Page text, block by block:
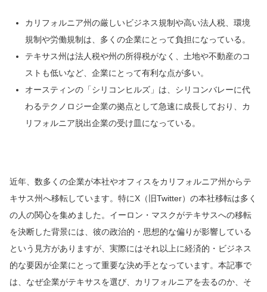
カリフォルニア州の厳しいビジネス規制や高い法人税、環境
規制や労働規制は、多くの企業にとって負担になっている。
テキサス州は法人税や州の所得税がなく、土地や不動産のコ
ストも低いなど、企業にとって有利な点が多い。
オースティンの「シリコンヒルズ」は、シリコンバレーに代
わるテクノロジー企業の拠点として急速に成長しており、カ
リフォルニア脱出企業の受け皿になっている。
近年、数多くの企業が本社やオフィスをカリフォルニア州からテ
キサス州へ移転しています。特にX（旧Twitter）の本社移転は多く
の人の関心を集めました。イーロン・マスクがテキサスへの移転
を決断した背景には、彼の政治的・思想的な偏りが影響している
という見方がありますが、実際にはそれ以上に経済的・ビジネス
的な要因が企業にとって重要な決め手となっています。本記事で
は、なぜ企業がテキサスを選び、カリフォルニアを去るのか、そ